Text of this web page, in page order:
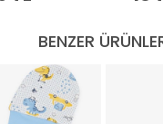
BENZER